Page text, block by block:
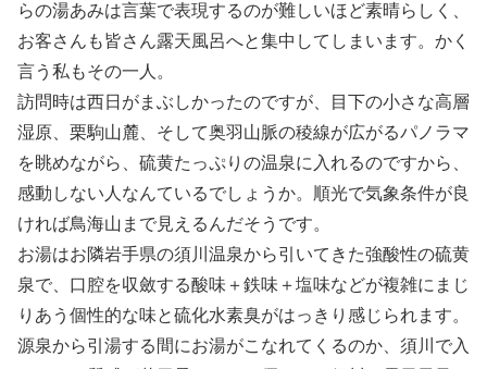
らの湯あみは言葉で表現するのが難しいほど素晴らしく、
お客さんも皆さん露天風呂へと集中してしまいます。かく
言う私もその一人。
訪問時は西日がまぶしかったのですが、目下の小さな高層
湿原、栗駒山麓、そして奥羽山脈の稜線が広がるパノラマ
を眺めながら、硫黄たっぷりの温泉に入れるのですから、
感動しない人なんているでしょうか。順光で気象条件が良
ければ鳥海山まで見えるんだそうです。
お湯はお隣岩手県の須川温泉から引いてきた強酸性の硫黄
泉で、口腔を収斂する酸味＋鉄味＋塩味などが複雑にまじ
りあう個性的な味と硫化水素臭がはっきり感じられます。
源泉から引湯する間にお湯がこなれてくるのか、須川で入